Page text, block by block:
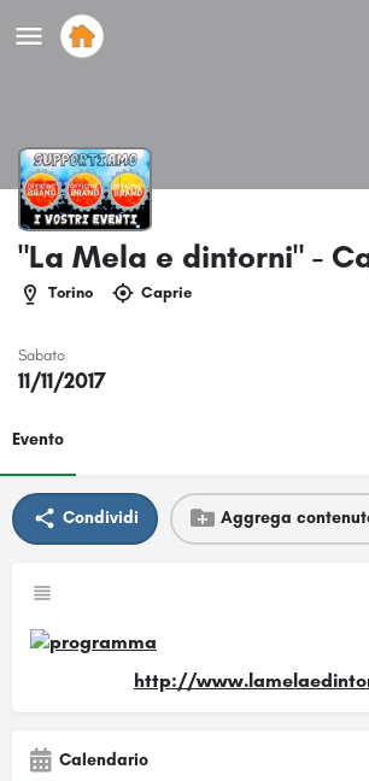
"La Mela e dintorni" -
Torino Caprie
Sabato
11/11/2017
Evento
Condividi Aggrega
http://
Calendario